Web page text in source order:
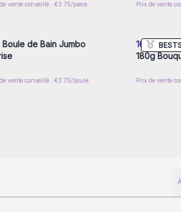
vente conseillé : €3.75/piece Prix de vente
Connectez-vous ou inscrivez-
Boule de Bain Jumbo
vente conseillé : €3.75/boule
16xBoules
180g
Prix de vente